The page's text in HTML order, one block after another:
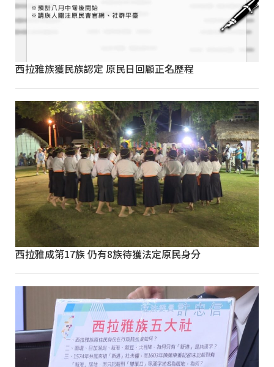
西拉雅族獲民族認定 原民日回顧正名歷程
西拉雅成第17族 仍有8族待獲法定原民身分